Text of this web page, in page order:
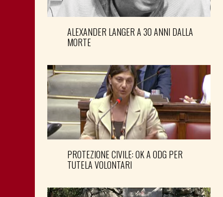
ALEXANDER LANGER A 30 ANNI DALLA
MORTE
PROTEZIONE CIVILE: OK A ODG PER
TUTELA VOLONTARI